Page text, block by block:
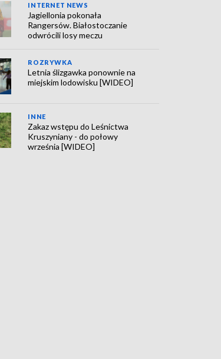
INTERNET NEWS
Jagiellonia pokonała
Rangersów. Białostoczanie
odwrócili losy meczu
ROZRYWKA
Letnia ślizgawka ponownie na
miejskim lodowisku [WIDEO]
INNE
Zakaz wstępu do Leśnictwa
Kruszyniany - do połowy
września [WIDEO]